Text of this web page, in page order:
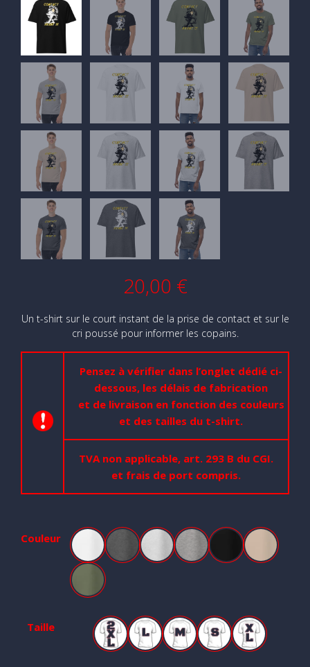
20,00 €
Un t-shirt sur le court instant de la prise de contact et sur le
cri poussé pour informer les copains.
Pensez à vérifier dans l’onglet dédié ci-
dessous, les délais de fabrication
et de livraison en fonction des couleurs
et des tailles du t-shirt.
TVA non applicable, art. 293 B du CGI.
et frais de port compris.
Couleur
Blanc
Gris Foncé Chiné
Gris PinchardGris SportNoir Sable
Vert Militaire
Taille
2 XL
L M S XL